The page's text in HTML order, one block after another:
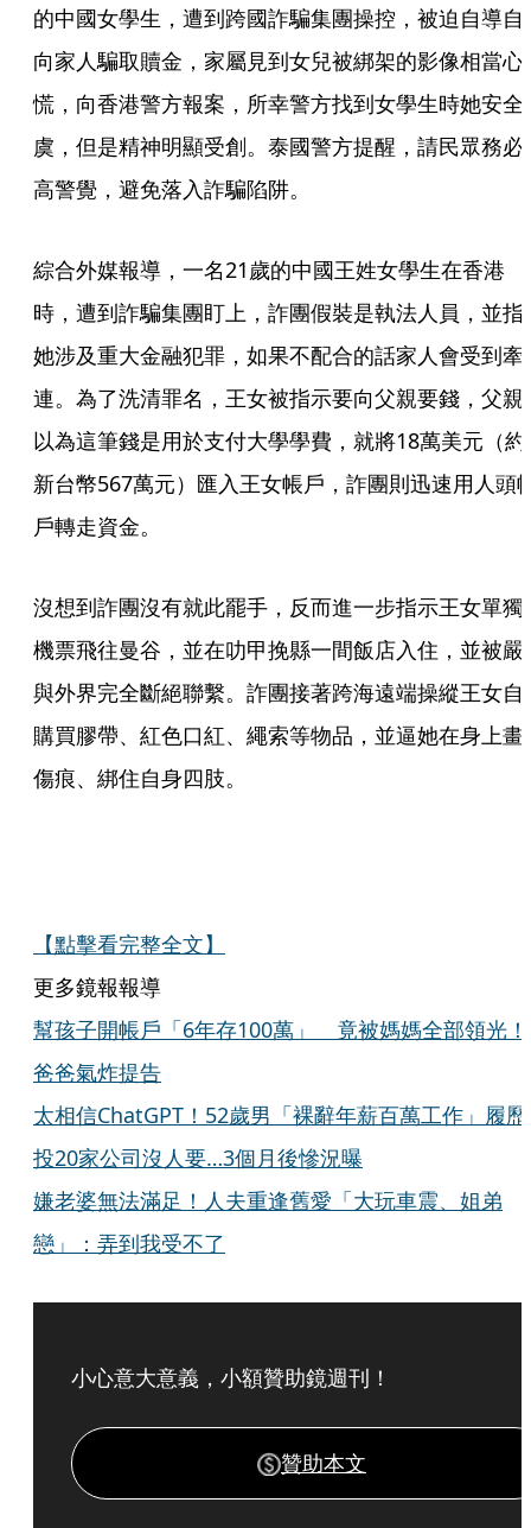
的中國女學生，遭到跨國詐騙集團操控，被迫自導自
向家人騙取贖金，家屬見到女兒被綁架的影像相當心
慌，向香港警方報案，所幸警方找到女學生時她安全
虞，但是精神明顯受創。泰國警方提醒，請民眾務必
高警覺，避免落入詐騙陷阱。
綜合外媒報導，一名21歲的中國王姓女學生在香港
時，遭到詐騙集團盯上，詐團假裝是執法人員，並指
她涉及重大金融犯罪，如果不配合的話家人會受到牽
連。為了洗清罪名，王女被指示要向父親要錢，父親
以為這筆錢是用於支付大學學費，就將18萬美元（約
新台幣567萬元）匯入王女帳戶，詐團則迅速用人頭
戶轉走資金。
沒想到詐團沒有就此罷手，反而進一步指示王女單獨
機票飛往曼谷，並在叻甲挽縣一間飯店入住，並被嚴
與外界完全斷絕聯繫。詐團接著跨海遠端操縱王女自
購買膠帶、紅色口紅、繩索等物品，並逼她在身上畫
傷痕、綁住自身四肢。
【點擊看完整全文】
更多鏡報報導
幫孩子開帳戶「6年存100萬」 竟被媽媽全部領光！
爸爸氣炸提告
太相信ChatGPT！52歲男「裸辭年薪百萬工作」履歷
投20家公司沒人要…3個月後慘況曝
嫌老婆無法滿足！人夫重逢舊愛「大玩車震、姐弟
戀」：弄到我受不了
小心意大意義，小額贊助鏡週刊！
贊助本文